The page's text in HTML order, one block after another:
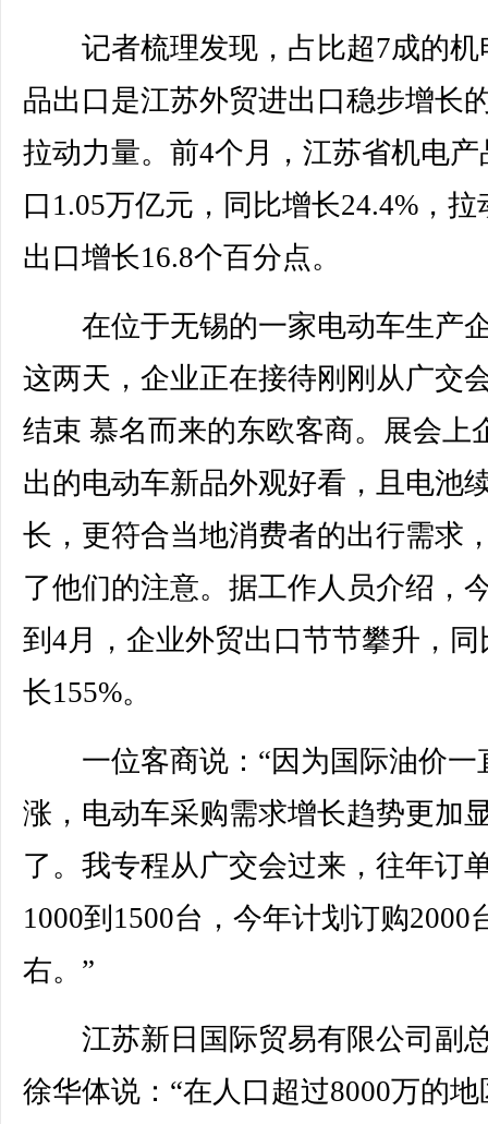
记者梳理发现，占比超7成的机
品出口是江苏外贸进出口稳步增长
拉动力量。前4个月，江苏省机电产
口1.05万亿元，同比增长24.4%，拉
出口增长16.8个百分点。
在位于无锡的一家电动车生产
这两天，企业正在接待刚刚从广交
结束 慕名而来的东欧客商。展会上
出的电动车新品外观好看，且电池
长，更符合当地消费者的出行需求
了他们的注意。据工作人员介绍，
到4月，企业外贸出口节节攀升，同
长155%。
一位客商说：“因为国际油价一
涨，电动车采购需求增长趋势更加
了。我专程从广交会过来，往年订
1000到1500台，今年计划订购2000
右。”
江苏新日国际贸易有限公司副
徐华体说：“在人口超过8000万的地